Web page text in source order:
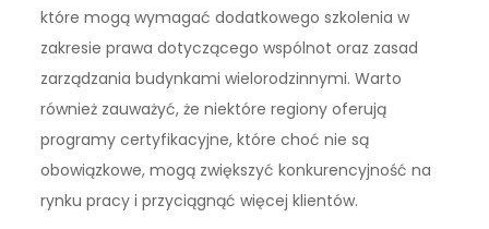
które mogą wymagać dodatkowego szkolenia w
zakresie prawa dotyczącego wspólnot oraz zasad
zarządzania budynkami wielorodzinnymi. Warto
również zauważyć, że niektóre regiony oferują
programy certyfikacyjne, które choć nie są
obowiązkowe, mogą zwiększyć konkurencyjność na
rynku pracy i przyciągnąć więcej klientów.